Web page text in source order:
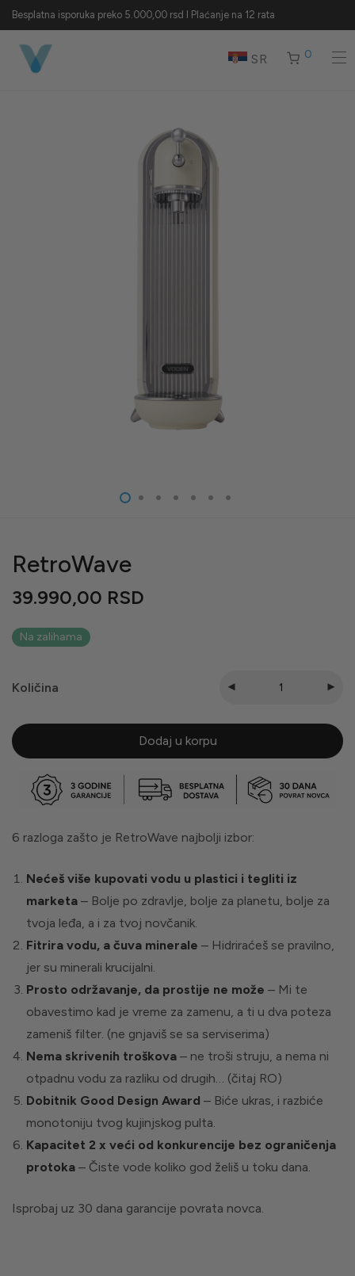
Besplatna isporuka preko 5.000,00 rsd I Plaćanje na 12 rata
SR 0
RetroWave
39.990,00 RSD
Na zalihama
Količina
Dodaj u korpu
6 razloga zašto je RetroWave najbolji izbor:
Nećeš više kupovati vodu u plastici i tegliti iz
marketa – Bolje po zdravlje, bolje za planetu, bolje za
tvoja leđa, a i za tvoj novčanik.
Fitrira vodu, a čuva minerale – Hidriraćeš se pravilno,
jer su minerali krucijalni.
Prosto održavanje, da prostije ne može – Mi te
obavestimo kad je vreme za zamenu, a ti u dva poteza
zameniš filter. (ne gnjaviš se sa serviserima)
Nema skrivenih troškova – ne troši struju, a nema ni
otpadnu vodu za razliku od drugih… (čitaj RO)
Dobitnik Good Design Award – Biće ukras, i razbiće
monotoniju tvog kujinjskog pulta.
Kapacitet 2 x veći od konkurencije bez ograničenja
protoka – Čiste vode koliko god želiš u toku dana.
Isprobaj uz 30 dana garancije povrata novca.